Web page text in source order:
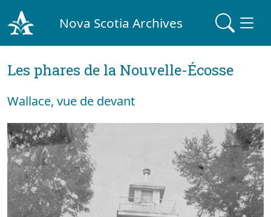
Nova Scotia Archives
Les phares de la Nouvelle-Écosse
Wallace, vue de devant